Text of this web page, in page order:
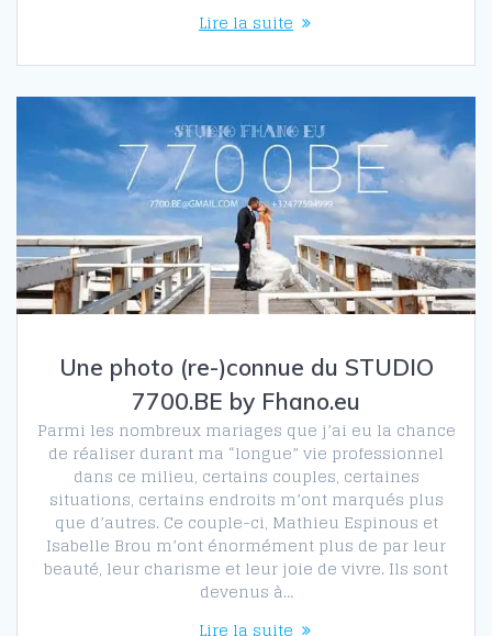
Lire la suite
Une photo (re-)connue du STUDIO
7700.BE by Fhano.eu
Parmi les nombreux mariages que j’ai eu la chance
de réaliser durant ma “longue” vie professionnel
dans ce milieu, certains couples, certaines
situations, certains endroits m’ont marqués plus
que d’autres. Ce couple-ci, Mathieu Espinous et
Isabelle Brou m’ont énormément plus de par leur
beauté, leur charisme et leur joie de vivre. Ils sont
devenus à…
Lire la suite